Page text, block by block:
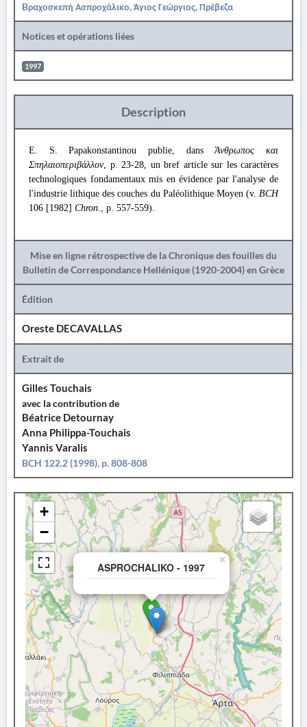
Bραχοσκεπή Ασπροχάλικο, Άγιος Γεώργιος, Πρέβεζα
Notices et opérations liées
1997
Description
Ε. S. Papakonstantinou publie, dansΆνθρωπος και
Σπηλαιοπεριβάλλον, p. 23-28, un bref article sur les caractères
technologiques fondamentaux mis en évidence par l'analyse de
l'industrie lithique des couches du Paléolithique Moyen (v. BCH
106 [1982] Chron., p. 557-559).
Mise en ligne rétrospective de la Chronique des fouilles du
Bulletin de Correspondance Hellénique (1920-2004) en Grèce
Édition
Oreste DECAVALLAS
Extrait de
Gilles Touchais
avec la contribution de
Béatrice Detournay
Anna Philippa-Touchais
Yannis Varalis
BCH 122.2 (1998), p. 808-808
ASPROCHALIKO - 1997
×
+
−